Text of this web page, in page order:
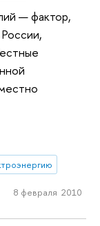
— фактор,
8 февраля 2010